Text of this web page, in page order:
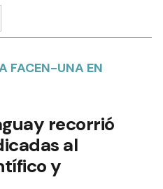
FACEN-UNA EN
recorrió
al
y